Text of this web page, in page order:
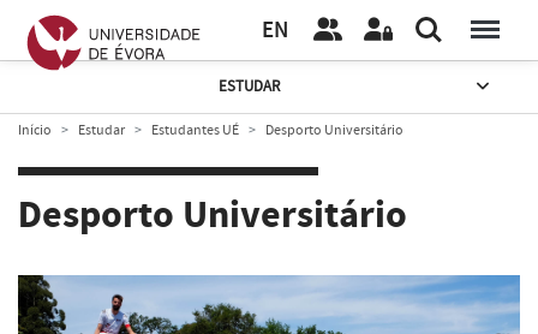
EN
ESTUDAR
Início Estudar Estudantes UÉ Desporto Universitário
Desporto Universitário